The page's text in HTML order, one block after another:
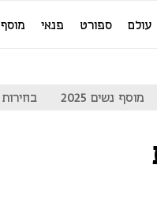
עולם ספורט פנאי מוסף
מוסף נשים 2025 בחירות 2022